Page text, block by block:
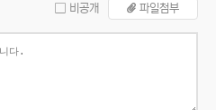
비공개 파일첨부